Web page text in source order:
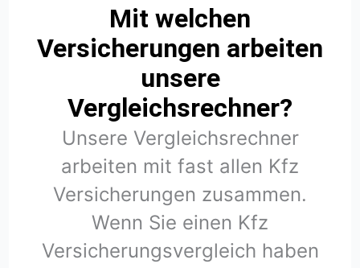
Mit welchen
Versicherungen arbeiten
unsere
Vergleichsrechner?
Unsere Vergleichsrechner
arbeiten mit fast allen Kfz
Versicherungen zusammen.
Wenn Sie einen Kfz
Versicherungsvergleich haben